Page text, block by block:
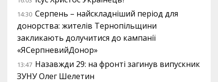
14:30 Серпень – найскладніший період для
донорства: жителів Тернопільщини
закликають долучитися до кампанії
«ЯСерпневийДонор»
13:47 Назавжди 29: на фронті загинув випускник
ЗУНУ Олег Шелетин